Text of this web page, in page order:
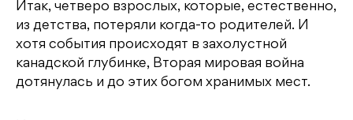
Итак, четверо взрослых, которые, естественно,
из детства, потеряли когда-то родителей. И
хотя события происходят в захолустной
канадской глубинке, Вторая мировая война
дотянулась и до этих богом хранимых мест.